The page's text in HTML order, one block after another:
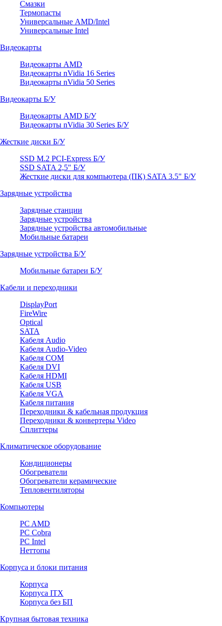
Смазки
Термопасты
Универсальные AMD/Intel
Универсальные Intel
Видеокарты
Видеокарты AMD
Видеокарты nVidia 16 Series
Видеокарты nVidia 50 Series
Видеокарты Б/У
Видеокарты AMD Б/У
Видеокарты nVidia 30 Series Б/У
Жесткие диски Б/У
SSD M.2 PCI-Express Б/У
SSD SATA 2,5" Б/У
Жесткие диски для компьютера (ПК) SATA 3.5" Б/У
Зарядные устройства
Зарядные станции
Зарядные устройства
Зарядные устройства автомобильные
Мобильные батареи
Зарядные устройства Б/У
Мобильные батареи Б/У
Кабели и переходники
DisplayPort
FireWire
Optical
SATA
Кабеля Audio
Кабеля Audio-Video
Кабеля COM
Кабеля DVI
Кабеля HDMI
Кабеля USB
Кабеля VGA
Кабеля питания
Переходники & кабельная продукция
Переходники & конвертеры Video
Сплиттеры
Климатическое оборудование
Кондиционеры
Обогреватели
Обогреватели керамические
Тепловентиляторы
Компьютеры
PC AMD
PC Cobra
PC Intel
Неттопы
Корпуса и блоки питания
Корпуса
Корпуса ITX
Корпуса без БП
Крупная бытовая техника